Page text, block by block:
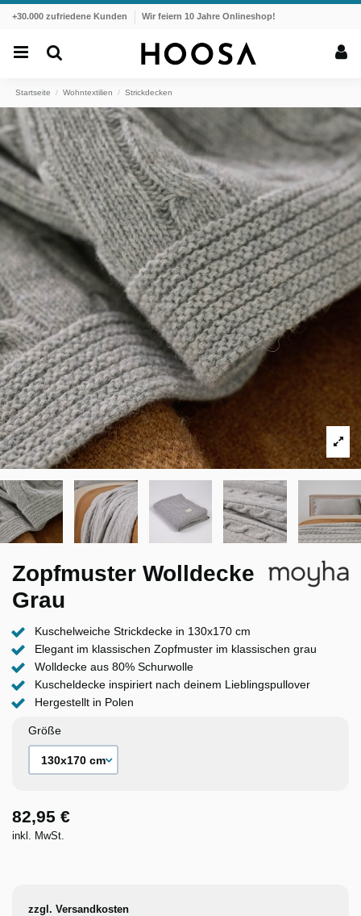
+30.000 zufriedene Kunden Wir feiern 10 Jahre Onlineshop!
Startseite Wohntextilien Strickdecken
Zopfmuster Wolldecke
Grau
Kuschelweiche Strickdecke in 130x170 cm
Elegant im klassischen Zopfmuster im klassischen grau
Wolldecke aus 80% Schurwolle
Kuscheldecke inspiriert nach deinem Lieblingspullover
Hergestellt in Polen
Größe
82,95 €
inkl. MwSt.
zzgl. Versandkosten